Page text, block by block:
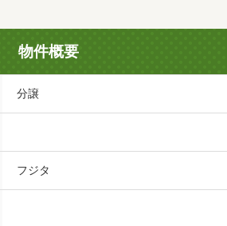
物件概要
分譲
フジタ